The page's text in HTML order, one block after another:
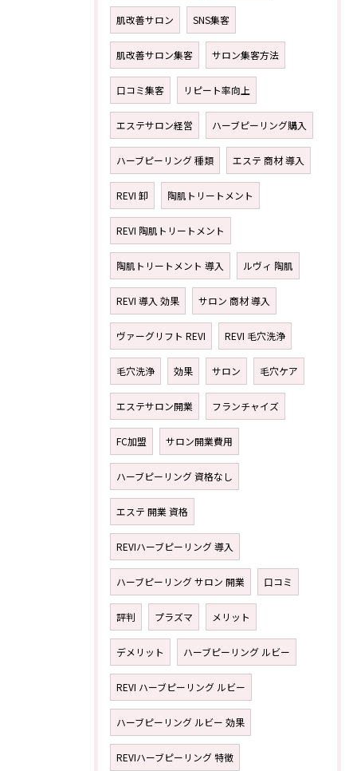
肌改善サロン SNS集客
肌改善サロン集客 サロン集客方法
口コミ集客 リピート率向上
エステサロン経営 ハーブピーリング購入
ハーブピーリング 種類 エステ 商材 導入
REVI 卸 陶肌トリートメント
REVI 陶肌トリートメント
陶肌トリートメント 導入 ルヴィ 陶肌
REVI 導入 効果 サロン 商材 導入
ヴァーグリフト REVI REVI 毛穴洗浄
毛穴洗浄 効果 サロン 毛穴ケア
エステサロン開業 フランチャイズ
FC加盟 サロン開業費用
ハーブピーリング 資格なし
エステ 開業 資格
REVIハーブピーリング 導入
ハーブピーリング サロン 開業 口コミ
評判 プラズマ メリット
デメリット ハーブピーリング ルビー
REVI ハーブピーリング ルビー
ハーブピーリング ルビー 効果
REVIハーブピーリング 特徴